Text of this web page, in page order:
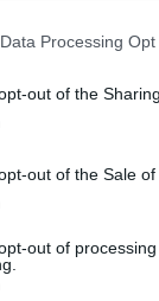
Processing
out of the
out of the Sale of
out of